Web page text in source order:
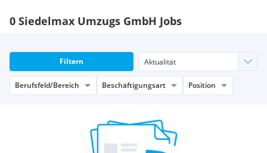
0 Siedelmax Umzugs GmbH Jobs
Filtern
Berufsfeld/Bereich Beschäftigungsart Position